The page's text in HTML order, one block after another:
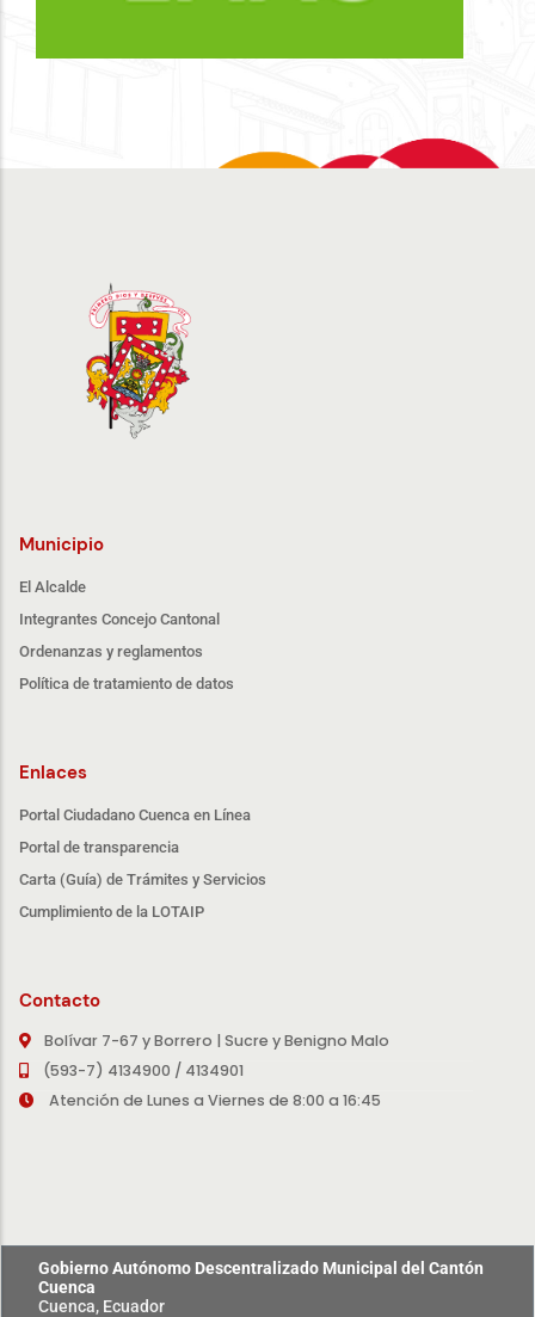
Municipio
El Alcalde
Integrantes Concejo Cantonal
Ordenanzas y reglamentos
Política de tratamiento de datos
Enlaces
Portal Ciudadano Cuenca en Línea
Portal de transparencia
Carta (Guía) de Trámites y Servicios
Cumplimiento de la LOTAIP
Contacto
Bolívar 7-67 y Borrero | Sucre y Benigno Malo
(593-7) 4134900 / 4134901
Atención de Lunes a Viernes de 8:00 a 16:45
Gobierno Autónomo Descentralizado Municipal del Cantón
Cuenca
Cuenca, Ecuador